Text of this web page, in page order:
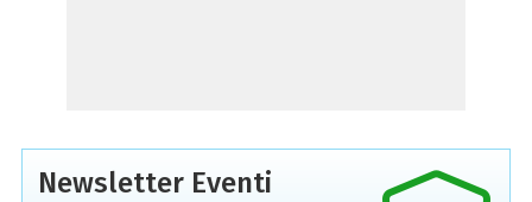
Newsletter Eventi